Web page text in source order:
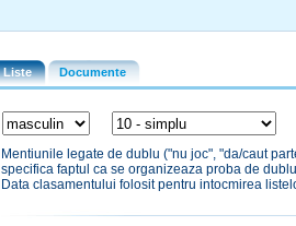
Liste Documente
Mentiunile legate de dublu ("nu joc", "da/caut
specifica faptul ca se organizeaza proba de
Data clasamentului folosit pentru intocmirea